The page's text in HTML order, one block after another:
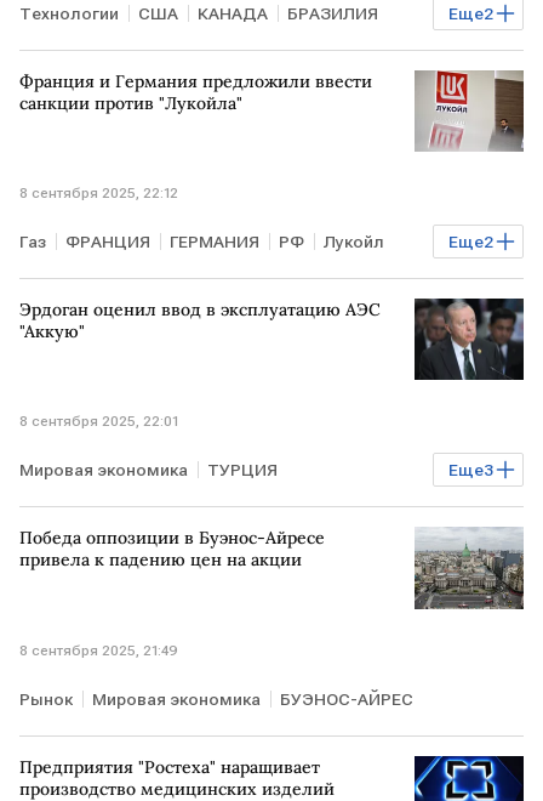
Еще2
Технологии США КАНАДА БРАЗИЛИЯ
Downdetector YouTube
Франция и Германия предложили ввести
санкции против "Лукойла"
8 сентября 2025, 22:12
Еще2
Газ ФРАНЦИЯ ГЕРМАНИЯ РФ Лукойл
Litasco ЕС
Эрдоган оценил ввод в эксплуатацию АЭС
"Аккую"
8 сентября 2025, 22:01
Еще3
Мировая экономика ТУРЦИЯ
Реджеп Тайип Эрдоган АЭС "Аккую"
Росатом
Победа оппозиции в Буэнос-Айресе
привела к падению цен на акции
8 сентября 2025, 21:49
Рынок Мировая экономика БУЭНОС-АЙРЕС
Предприятия "Ростеха" наращивает
производство медицинских изделий